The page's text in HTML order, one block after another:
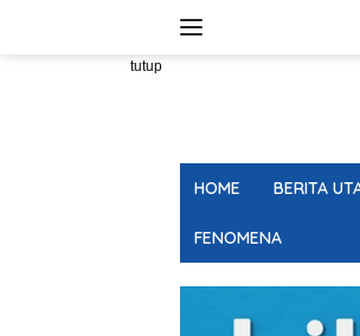
tutup
HOME BERITA
FENOMENA